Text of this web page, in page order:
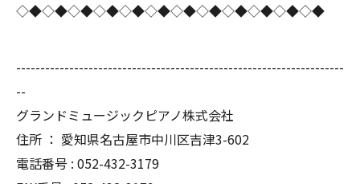
◇◆◇◆◇◆◇◆◇◆◇◆◇◆◇◆◇◆◇◆◇◆◇◆
--------------------------------------------------------------------
--
グランドミュージックピアノ株式会社
住所 ： 愛知県名古屋市中川区吉津3-602
電話番号 : 052-432-3179